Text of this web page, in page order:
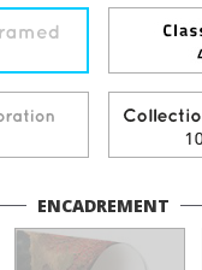
ENCADREMENT